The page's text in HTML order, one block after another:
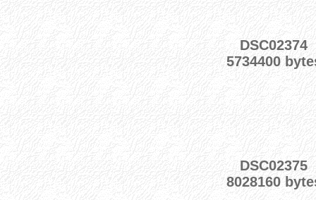
DSC02374
5734400
DSC02375
8028160